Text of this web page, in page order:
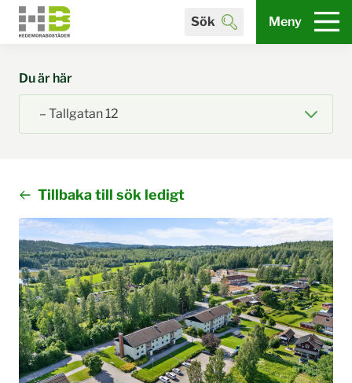
Sök Meny
Du är här
Tillbaka till sök ledigt